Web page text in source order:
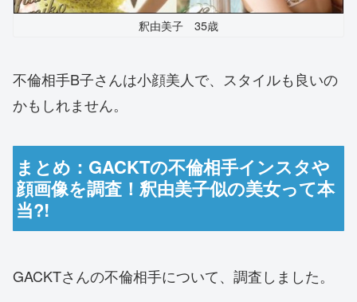
釈由美子 35歳
不倫相手B子さんは小顔美人で、スタイルも良いの
かもしれません。
まとめ：GACKTの不倫相手インスタや
顔画像を調査！釈由美子似の美女って本
当?!
GACKTさんの不倫相手について、調査しました。